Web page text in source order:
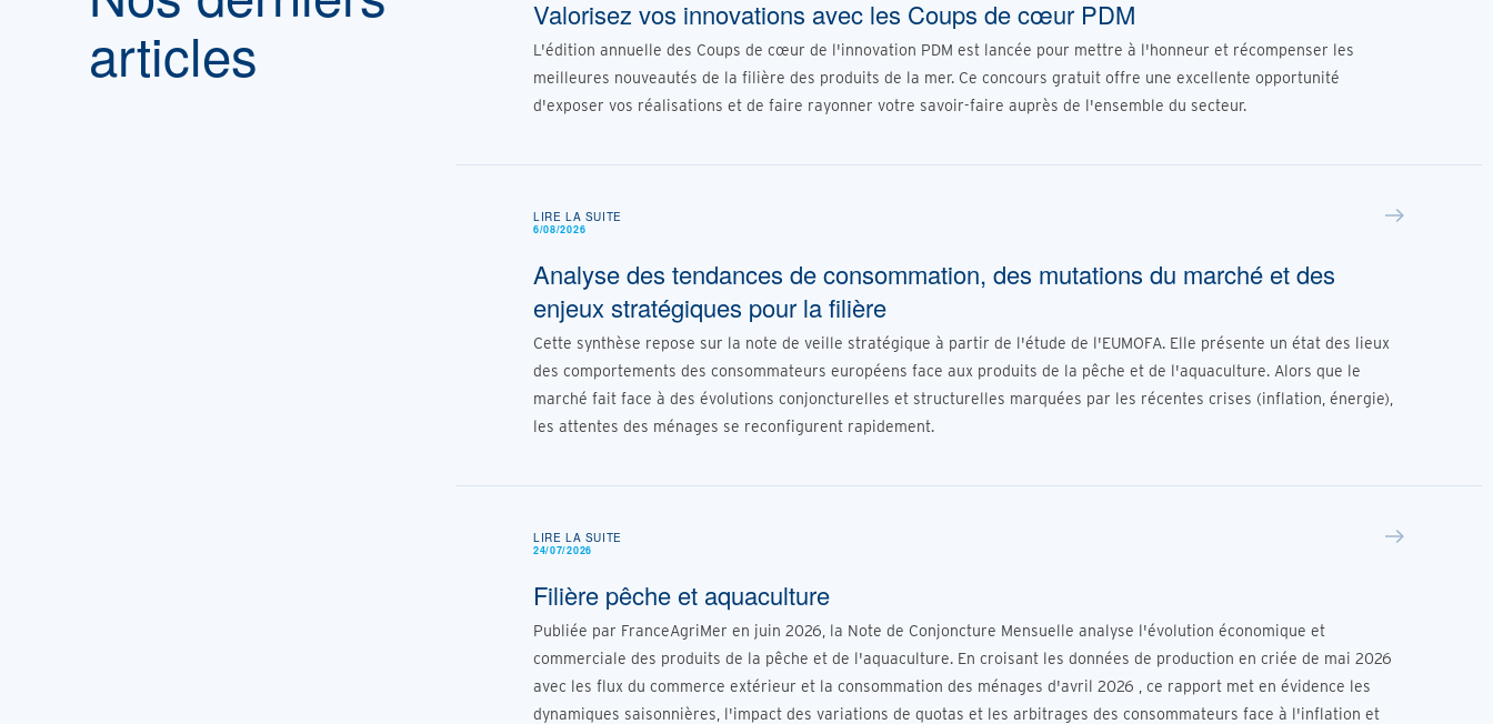
articles
Valorisez vos innovations avec les Coups de cœur PDM
L'édition annuelle des Coups de cœur de l'innovation PDM est lancée pour mettre à l'honneur et récompenser les
meilleures nouveautés de la filière des produits de la mer. Ce concours gratuit offre une excellente opportunité
d'exposer vos réalisations et de faire rayonner votre savoir-faire auprès de l'ensemble du secteur.
LIRE LA SUITE
6/08/2026
Analyse des tendances de consommation, des mutations du marché et des
enjeux stratégiques pour la filière
Cette synthèse repose sur la note de veille stratégique à partir de l'étude de l'EUMOFA. Elle présente un état des lieux
des comportements des consommateurs européens face aux produits de la pêche et de l'aquaculture. Alors que le
marché fait face à des évolutions conjoncturelles et structurelles marquées par les récentes crises (inflation, énergie),
les attentes des ménages se reconfigurent rapidement.
LIRE LA SUITE
24/07/2026
Filière pêche et aquaculture
Publiée par FranceAgriMer en juin 2026, la Note de Conjoncture Mensuelle analyse l'évolution économique et
commerciale des produits de la pêche et de l'aquaculture. En croisant les données de production en criée de mai 2026
avec les flux du commerce extérieur et la consommation des ménages d'avril 2026 , ce rapport met en évidence les
dynamiques saisonnières, l'impact des variations de quotas et les arbitrages des consommateurs face à l'inflation et